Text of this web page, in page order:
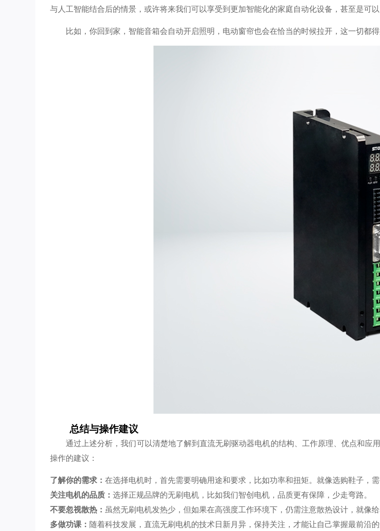
与人工智能结合后的情景，或许将来我们可以享受到更加智能化的家庭自动化设备，甚至是可
比如，你回到家，智能音箱会自动开启照明，电动窗帘也会在恰当的时候拉开，这一切都得
总结与操作建议
通过上述分析，我们可以清楚地了解到直流无刷驱动器电机的结构、工作原理、优点和
操作的建议：
了解你的需求： 在选择电机时，首先需要明确用途和要求，比如功率和扭矩。就像选购鞋子，
关注电机的品质： 选择正规品牌的无刷电机，比如我们智创电机，品质更有保障，少走弯路。
不要忽视散热： 虽然无刷电机发热少，但如果在高强度工作环境下，仍需注意散热设计，就像
多做功课： 随着科技发展，直流无刷电机的技术日新月异，保持关注，才能让自己掌握最前沿的